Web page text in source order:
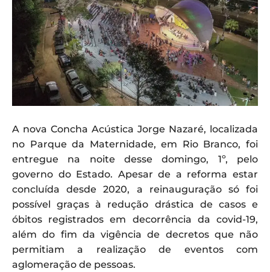
A nova Concha Acústica Jorge Nazaré, localizada
no Parque da Maternidade, em Rio Branco, foi
entregue na noite desse domingo, 1º, pelo
governo do Estado. Apesar de a reforma estar
concluída desde 2020, a reinauguração só foi
possível graças à redução drástica de casos e
óbitos registrados em decorrência da covid-19,
além do fim da vigência de decretos que não
permitiam a realização de eventos com
aglomeração de pessoas.